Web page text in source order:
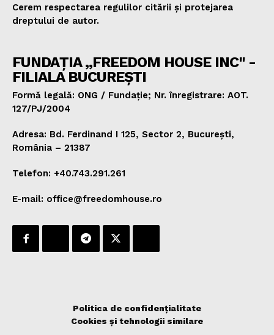
Cerem respectarea regulilor citării și protejarea
dreptului de autor.
FUNDAȚIA „FREEDOM HOUSE INC" -
FILIALA BUCUREȘTI
Formă legală: ONG / Fundație; Nr. înregistrare: AOT.
127/PJ/2004
Adresa: Bd. Ferdinand I 125, Sector 2, București,
România – 21387
Telefon: +40.743.291.261
E-mail: office@freedomhouse.ro
Politica de confidențialitate
Cookies și tehnologii similare